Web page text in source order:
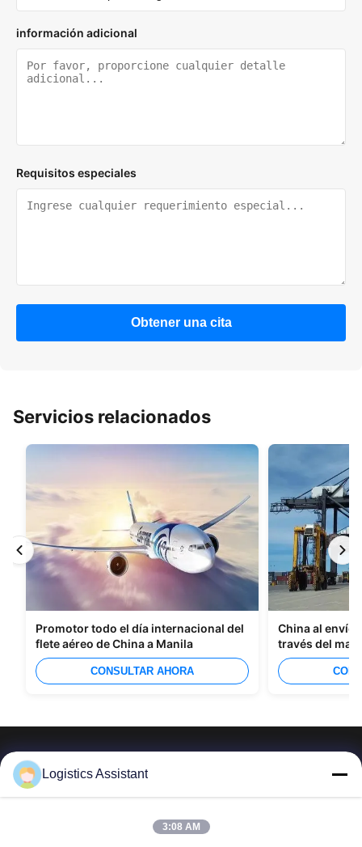
información adicional
Requisitos especiales
Obtener una cita
Servicios relacionados
Promotor todo el día internacional del
flete aéreo de China a Manila
CONSULTAR AHORA
China al envío
través del mar
Elíjanos y nunca nos olvidarán
Logistics Assistant
3:08 AM